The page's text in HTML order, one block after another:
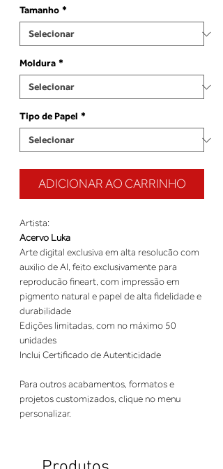
Tamanho *
Moldura *
Tipo de Papel *
ADICIONAR AO CARRINHO
Artista:
Acervo Luka
Arte digital exclusiva em alta resolucão com
auxilio de AI, feito exclusivamente para
reproducão fineart, com impressão em
pigmento natural e papel de alta fidelidade e
durabilidade
Edições limitadas, com no máximo 50
unidades
Inclui Certificado de Autenticidade
Para outros acabamentos, formatos e
projetos customizados, clique no menu
personalizar.